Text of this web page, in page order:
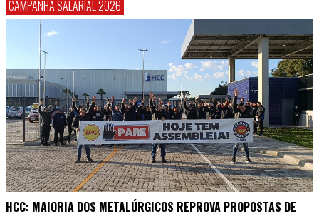
CAMPANHA SALARIAL 2026
HCC: MAIORIA DOS METALÚRGICOS REPROVA PROPOSTAS DE